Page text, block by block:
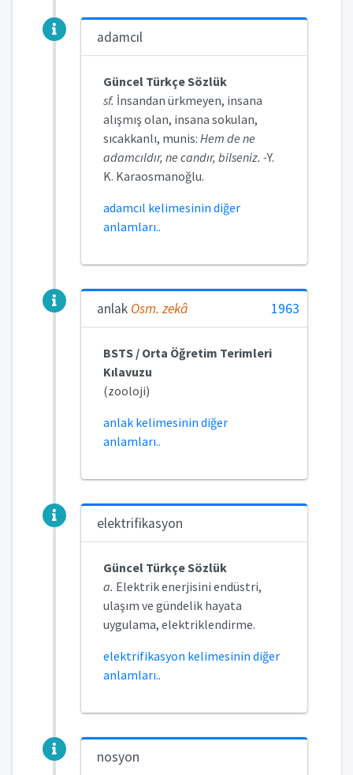
adamcıl
Güncel Türkçe Sözlük
sf. İnsandan ürkmeyen, insana
alışmış olan, insana sokulan,
sıcakkanlı, munis: Hem de ne
adamcıldır, ne candır, bilseniz. -Y.
K. Karaosmanoğlu.
adamcıl kelimesinin diğer
anlamları..
anlak Osm. zekâ 1963
BSTS / Orta Öğretim Terimleri
Kılavuzu
(zooloji)
anlak kelimesinin diğer
anlamları..
elektrifikasyon
Güncel Türkçe Sözlük
a. Elektrik enerjisini endüstri,
ulaşım ve gündelik hayata
uygulama, elektriklendirme.
elektrifikasyon kelimesinin diğer
anlamları..
nosyon